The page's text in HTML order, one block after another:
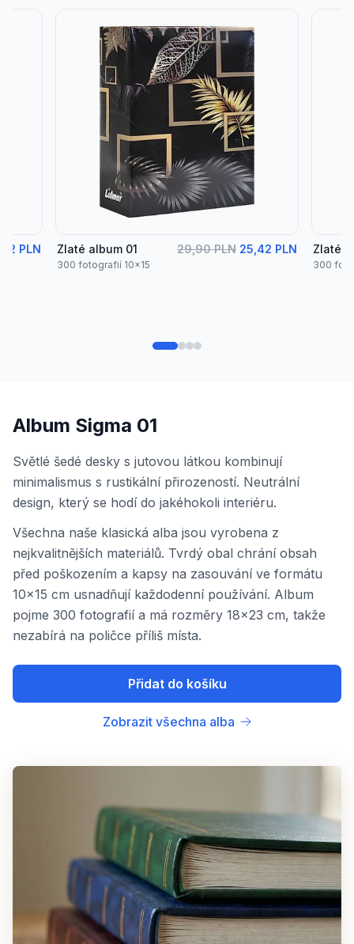
Zlaté album 01 29,90 PLN 25,42 PLN
300 fotografií 10x15
Zlaté
300
PLN
Album Sigma 01
Světlé šedé desky s jutovou látkou kombinují
minimalismus s rustikální přirozeností. Neutrální
design, který se hodí do jakéhokoli interiéru.
Všechna naše klasická alba jsou vyrobena z
nejkvalitnějších materiálů. Tvrdý obal chrání obsah
před poškozením a kapsy na zasouvání ve formátu
10x15 cm usnadňují každodenní používání. Album
pojme 300 fotografií a má rozměry 18x23 cm, takže
nezabírá na poličce příliš místa.
Přidat do košíku
Zobrazit všechna alba